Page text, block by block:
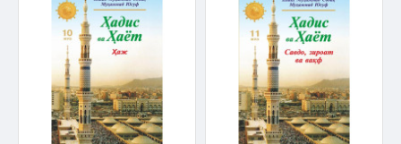
Зайнаб бинти Хузайма розияллоҳу анҳонинг фазллари
Умму Салама розиялоҳу анҳонинг фазллари
Зайнаб бинти Жаҳш розияллоҳу анҳонинг фазллари
Жувайрия бинти Ҳорис розияллоҳу анҳонинг фазллари
София бинти Ҳуяй розияллоҳу анҳонинг фазллари
Рамла бинти Абу Суфён розияллоҳу анҳонинг фазллари
Маймуна бинти Ҳорис розияллоҳу анҳонинг фазллари